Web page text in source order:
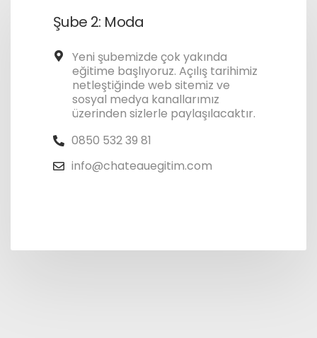
Şube 2: Moda
Yeni şubemizde çok yakında
eğitime başlıyoruz. Açılış tarihimiz
netleştiğinde web sitemiz ve
sosyal medya kanallarımız
üzerinden sizlerle paylaşılacaktır.
0850 532 39 81
info@chateauegitim.com